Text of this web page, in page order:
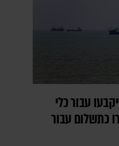
עבור כלי
כתשלום עבור